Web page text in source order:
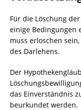
Für die Löschung
einige Bedingungen
muss erloschen
des Darlehens.
Der
das Einverständnis
beurkundet werden.